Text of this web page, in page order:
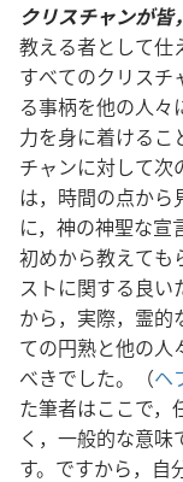
クリスチャンが
教える者として仕
すべてのクリスチ
る事柄を他の人
力を身に着けるこ
チャンに対して次
は，時間の点か
に，神の神聖な宣
初めから教えても
ストに関する良
から，実際，霊的
ての円熟と他の人
べきでした。（ヘ
た筆者はここで，
く，一般的な意
す。ですから，自